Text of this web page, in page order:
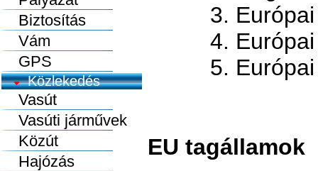
Biztosítás
Vám
GPS
Közlekedés
Vasút
Vasúti járművek
Közút
Hajózás
3.
4.
5.
EU tagállamok